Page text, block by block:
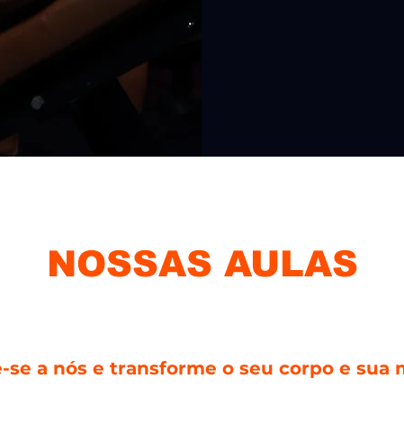
NOSSAS AULAS
se a nós e transforme o seu corpo e sua